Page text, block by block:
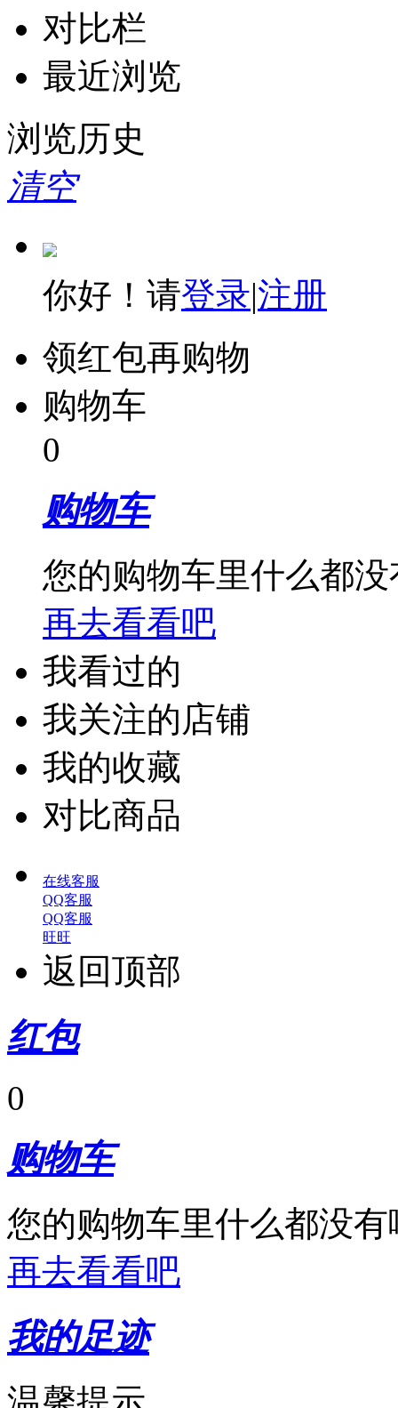
对比栏
最近浏览
浏览历史
清空
你好！请登录|注册
领红包再购物
购物车
0
购物车
您的购物车里什么都没
再去看看吧
我看过的
我关注的店铺
我的收藏
对比商品
在线客服
QQ客服
QQ客服
旺旺
返回顶部
红包
0
购物车
您的购物车里什么都没有
再去看看吧
我的足迹